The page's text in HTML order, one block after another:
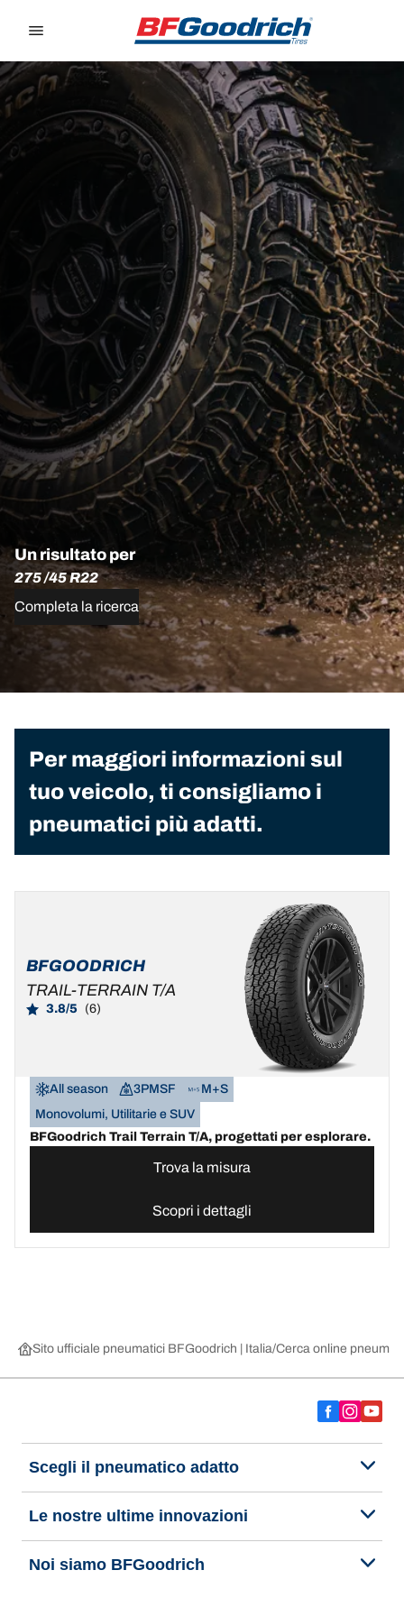
Un risultato per
275 /45 R22
Completa la ricerca
Per maggiori informazioni sul
tuo veicolo, ti consigliamo i
pneumatici più adatti.
BFGOODRICH
TRAIL-TERRAIN T/A
3.8/5 (6)
All season 3PMSF
M+S
Monovolumi, Utilitarie e SUV
BFGoodrich Trail Terrain T/A, progettati per esplorare.
Trova la misura
Scopri i dettagli
Sito ufficiale pneumatici BFGoodrich | Italia Cerca online
Scegli il pneumatico adatto
Le nostre ultime innovazioni
Noi siamo BFGoodrich